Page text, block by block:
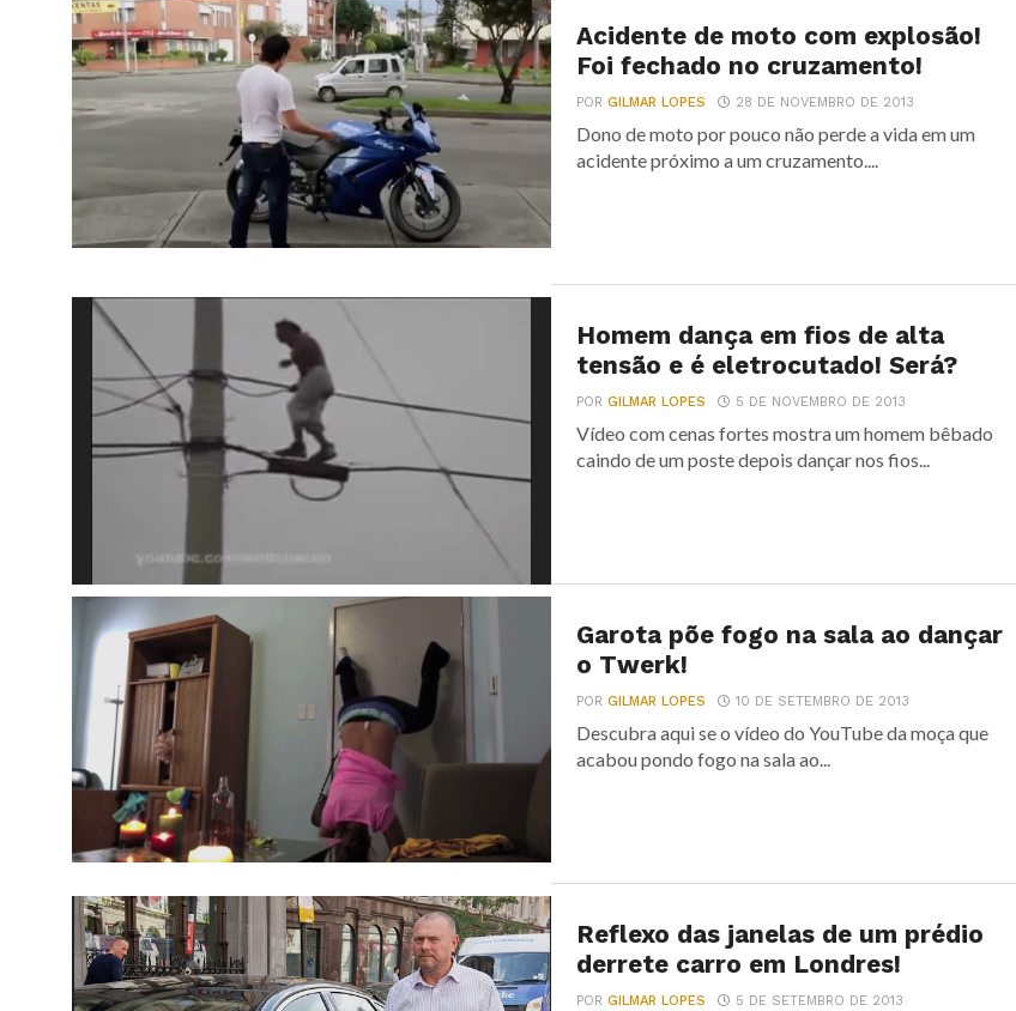
Acidente de moto com explosão!
Foi fechado no cruzamento!
PORGILMAR LOPES 28 DE NOVEMBRO DE 2013
Dono de moto por pouco não perde a vida em um
acidente próximo a um cruzamento....
Homem dança em fios de alta
tensão e é eletrocutado! Será?
PORGILMAR LOPES 5 DE NOVEMBRO DE 2013
Vídeo com cenas fortes mostra um homem bêbado
caindo de um poste depois dançar nos fios...
Garota põe fogo na sala ao dançar
o Twerk!
PORGILMAR LOPES 10 DE SETEMBRO DE 2013
Descubra aqui se o vídeo do YouTube da moça que
acabou pondo fogo na sala ao...
Reflexo das janelas de um prédio
derrete carro em Londres!
PORGILMAR LOPES 5 DE SETEMBRO DE 2013